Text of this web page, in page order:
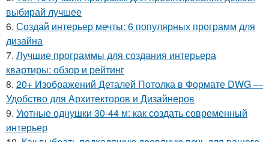
выбирай лучшее
6. Создай интерьер мечты: 6 популярных программ для
дизайна
7. Лучшие программы для создания интерьера
квартиры: обзор и рейтинг
8. 20+ Изображений Деталей Потолка в Формате DWG —
Удобство для Архитекторов и Дизайнеров
9. Уютные однушки 30-44 м: как создать современный
интерьер